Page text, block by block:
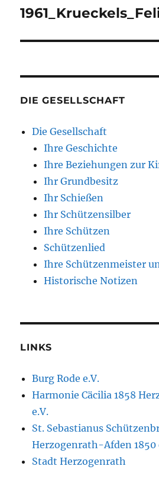
DIE GESELLSCHAFT
Die Gesellschaft
Ihre Geschichte
Ihre Beziehungen zur
Ihr Grundbesitz
Ihr Schießen
Ihr Schützensilber
Ihre Schützen
Schützenlied
Ihre Schützenmeister
Historische Notizen
LINKS
Burg Rode e.V.
Harmonie Cäcilia 1858
e.V.
St. Sebastianus
Herzogenrath-Afden 1850
Stadt Herzogenrath